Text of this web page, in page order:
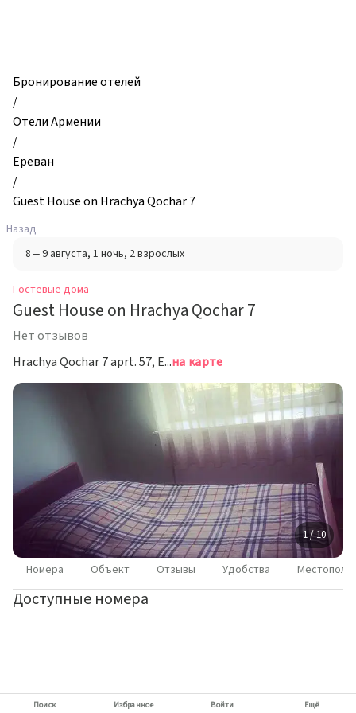
дома,
Guest
House
on
Hrachya
Qochar
7,
Ереван,
Армения
Бронирование отелей
/
Отели Армении
/
Ереван
/
Guest House on Hrachya Qochar 7
Назад
8 – 9 августа, 1 ночь, 2 взрослых
Гостевые дома
Guest House on Hrachya Qochar 7
Нет отзывов
Hrachya Qochar 7 aprt. 57, Ереванна карте
1 / 10
Номера Объект Отзывы Удобства
Доступные номера
Поиск Избранное Войти Ещё